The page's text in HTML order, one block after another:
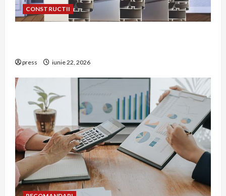
CONSTRUCTII
press iunie 22, 2026